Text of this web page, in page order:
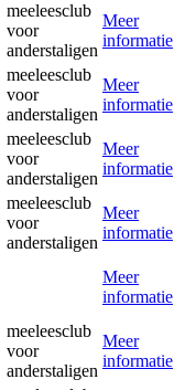
meeleesclub
voor
anderstaligen
Meer
informatie
meeleesclub
voor
anderstaligen
Meer
informatie
meeleesclub
voor
anderstaligen
Meer
informatie
meeleesclub
voor
anderstaligen
Meer
informatie
Meer
informatie
meeleesclub
voor
anderstaligen
Meer
informatie